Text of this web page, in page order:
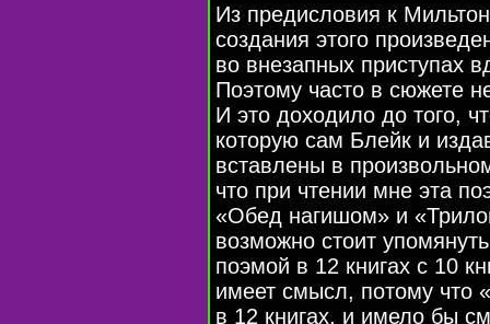
Из предисловия к
создания этого
во внезапных приступах
Поэтому часто в сюжете
И это доходило до того,
которую сам Блейк и
вставлены в
что при чтении мне эта
«Обед нагишом» и
возможно стоит
поэмой в 12 книгах с 10
имеет смысл, потому что
в 12 книгах, и имело бы